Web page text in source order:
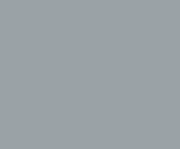
juristische Person,
Stelle außer der